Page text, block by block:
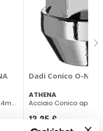
Dadi Conico O-N07
ATHENA
Acciaio Conico aperto
13,25 €